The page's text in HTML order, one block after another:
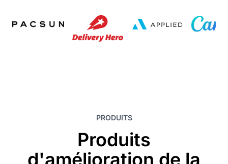
PRODUITS
Produits